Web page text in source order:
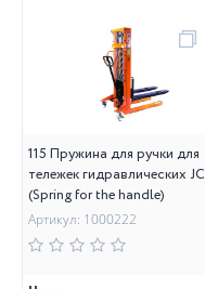
115 Пружина для ручки для
тележек гидравлических JC
(Spring for the handle)
Артикул: 1000222